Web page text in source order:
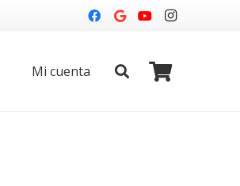
Mi cuenta